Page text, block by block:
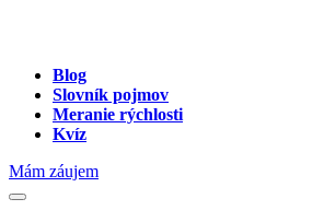
Blog
Slovník pojmov
Meranie rýchlosti
Kvíz
Mám záujem